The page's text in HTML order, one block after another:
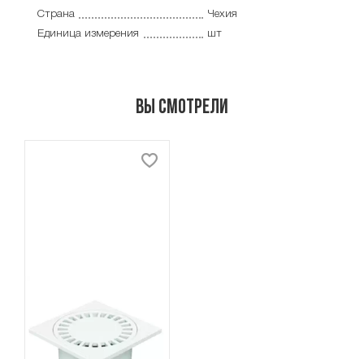
Страна
Чехия
Единица измерения
шт
Вы смотрели